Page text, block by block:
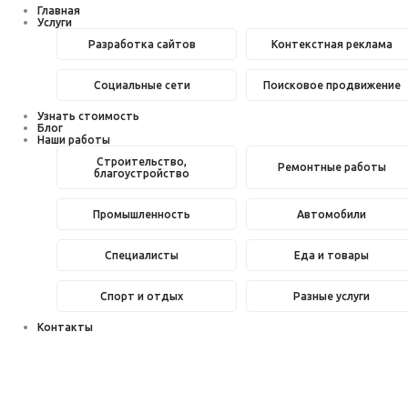
Главная
Услуги
Разработка сайтов
Контекстная реклама
Социальные сети Поисковое продвижение
Узнать стоимость
Блог
Наши работы
Строительство,
благоустройство
Ремонтные работы
Промышленность Автомобили
Специалисты Еда и товары
Спорт и отдых Разные услуги
Контакты